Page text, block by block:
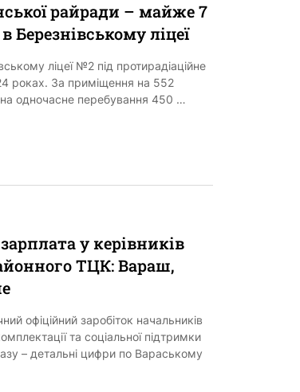
райради – майже 7
Березнівському ліцеї
ліцеї №2 під протирадіаційне
роках. За приміщення на 552
одночасне перебування 450 …
у керівників
ТЦК: Вараш,
офіційний заробіток начальників
та соціальної підтримки
– детальні цифри по Вараському